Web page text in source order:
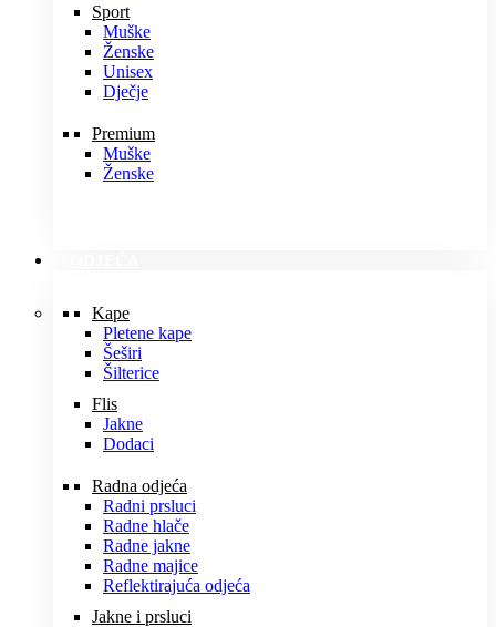
Sport
Muške
Ženske
Unisex
Dječje
Premium
Muške
Ženske
Kape
Pletene kape
Šeširi
Šilterice
Flis
Jakne
Dodaci
Radna odjeća
Radni prsluci
Radne hlače
Radne jakne
Radne majice
Reflektirajuća odjeća
Jakne i prsluci